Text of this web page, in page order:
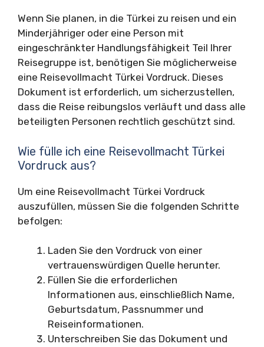
Wenn Sie planen, in die Türkei zu reisen und ein
Minderjähriger oder eine Person mit
eingeschränkter Handlungsfähigkeit Teil Ihrer
Reisegruppe ist, benötigen Sie möglicherweise
eine Reisevollmacht Türkei Vordruck. Dieses
Dokument ist erforderlich, um sicherzustellen,
dass die Reise reibungslos verläuft und dass alle
beteiligten Personen rechtlich geschützt sind.
Wie fülle ich eine Reisevollmacht Türkei
Vordruck aus?
Um eine Reisevollmacht Türkei Vordruck
auszufüllen, müssen Sie die folgenden Schritte
befolgen:
Laden Sie den Vordruck von einer
vertrauenswürdigen Quelle herunter.
Füllen Sie die erforderlichen
Informationen aus, einschließlich Name,
Geburtsdatum, Passnummer und
Reiseinformationen.
Unterschreiben Sie das Dokument und